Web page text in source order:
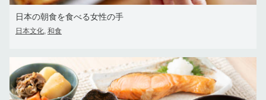
日本の朝食を食べる女性の手
日本文化, 和食